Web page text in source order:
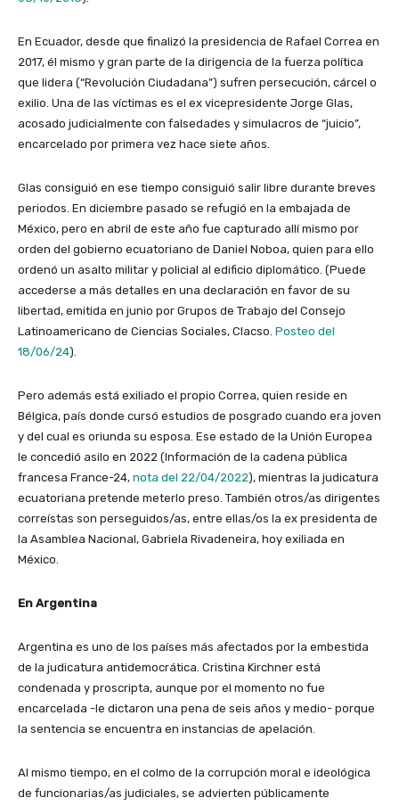
En Ecuador, desde que finalizó la presidencia de Rafael Correa en
2017, él mismo y gran parte de la dirigencia de la fuerza política
que lidera (“Revolución Ciudadana”) sufren persecución, cárcel o
exilio. Una de las víctimas es el ex vicepresidente Jorge Glas,
acosado judicialmente con falsedades y simulacros de “juicio”,
encarcelado por primera vez hace siete años.
Glas consiguió en ese tiempo consiguió salir libre durante breves
periodos. En diciembre pasado se refugió en la embajada de
México, pero en abril de este año fue capturado allí mismo por
orden del gobierno ecuatoriano de Daniel Noboa, quien para ello
ordenó un asalto militar y policial al edificio diplomático. (Puede
accederse a más detalles en una declaración en favor de su
libertad, emitida en junio por Grupos de Trabajo del Consejo
Latinoamericano de Ciencias Sociales, Clacso. Posteo del
18/06/24).
Pero además está exiliado el propio Correa, quien reside en
Bélgica, país donde cursó estudios de posgrado cuando era joven
y del cual es oriunda su esposa. Ese estado de la Unión Europea
le concedió asilo en 2022 (Información de la cadena pública
francesa France-24, nota del 22/04/2022), mientras la judicatura
ecuatoriana pretende meterlo preso. También otros/as dirigentes
correístas son perseguidos/as, entre ellas/os la ex presidenta de
la Asamblea Nacional, Gabriela Rivadeneira, hoy exiliada en
México.
En Argentina
Argentina es uno de los países más afectados por la embestida
de la judicatura antidemocrática. Cristina Kirchner está
condenada y proscripta, aunque por el momento no fue
encarcelada -le dictaron una pena de seis años y medio- porque
la sentencia se encuentra en instancias de apelación.
Al mismo tiempo, en el colmo de la corrupción moral e ideológica
de funcionarias/as judiciales, se advierten públicamente